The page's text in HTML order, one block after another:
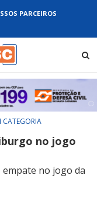
PARCEIROS
CATEGORIA
no jogo
empate no jogo da